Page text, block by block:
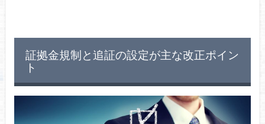
証拠金規制と追証の設定が主な改正ポイン
ト